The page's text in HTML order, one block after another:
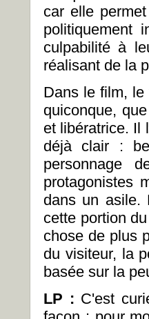
car elle
politiquement
culpabilité à
réalisant de la
Dans le film,
quiconque,
et libératrice. Il
déjà clair :
personnage
protagonistes
dans un asile.
cette portion
chose de plus
du visiteur, la
basée sur la
LP : C'est